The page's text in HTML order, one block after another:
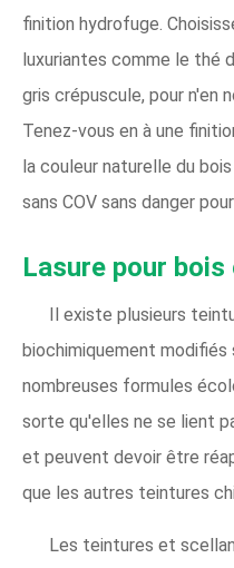
finition hydrofuge.
luxuriantes comme le thé
gris crépuscule, pour n'en
Tenez-vous en à une
la couleur naturelle du
sans COV sans danger
Lasure pour
Il existe plusieurs
biochimiquement modifiés
nombreuses formules
sorte qu'elles ne se lient
et peuvent devoir être
que les autres teintures
Les teintures et